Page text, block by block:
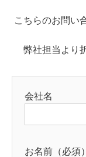
こちらのお問い
弊社担当より
会社名
お名前（必須）